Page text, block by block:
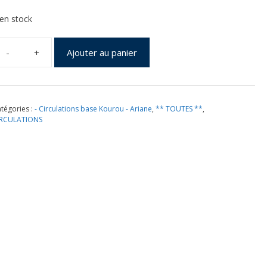
stock
Ajouter au panier
:- Circulations base Kourou - Ariane,** TOUTES **,